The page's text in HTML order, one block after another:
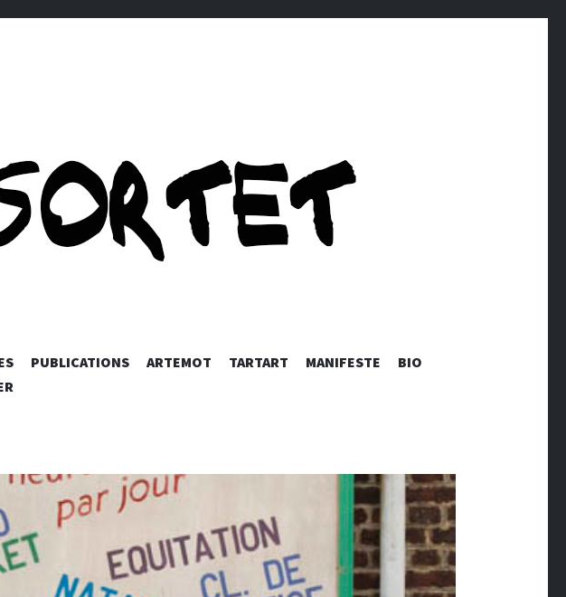
PUBLICATIONS ARTEMOT TARTART MANIFESTE
BIO